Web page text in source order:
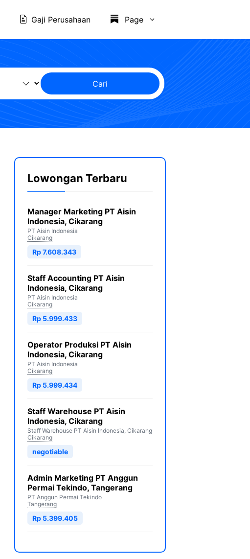
Gaji Perusahaan Page
Cari
Lowongan Terbaru
Manager Marketing PT Aisin
Indonesia, Cikarang
PT Aisin Indonesia
Cikarang
Rp 7.608.343
Staff Accounting PT Aisin
Indonesia, Cikarang
PT Aisin Indonesia
Cikarang
Rp 5.999.433
Operator Produksi PT Aisin
Indonesia, Cikarang
PT Aisin Indonesia
Cikarang
Rp 5.999.434
Staff Warehouse PT Aisin
Indonesia, Cikarang
Staff Warehouse PT Aisin Indonesia, Cikarang
Cikarang
negotiable
Admin Marketing PT Anggun
Permai Tekindo, Tangerang
PT Anggun Permai Tekindo
Tangerang
Rp 5.399.405